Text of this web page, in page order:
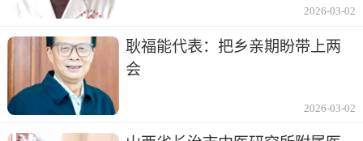
2026-03-02
耿福能代表：把乡亲期盼带上两
会
2026-03-02